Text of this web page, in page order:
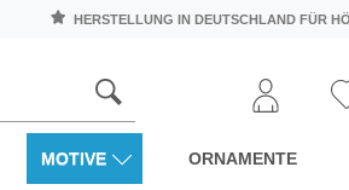
HERSTELLUNG IN DEUTSCHLAND FÜR
MOTIVE ORNAMENTE